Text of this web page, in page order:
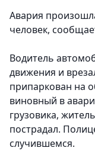
Авария
человек,
Водитель
движения и
припаркован на
виновный в
грузовика,
пострадал.
случившемся.